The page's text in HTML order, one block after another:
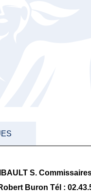
S.
Buron Tél :